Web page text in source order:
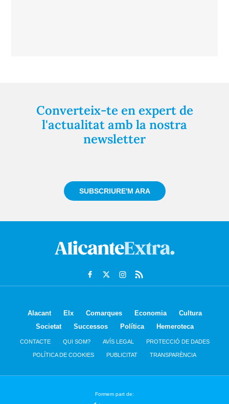
Converteix-te en expert de
l'actualitat amb la nostra
newsletter
SUBSCRIURE'M ARA
Alacant Elx Comarques Economia
Cultura
Societat
Successos Política Hemeroteca
CONTACTE QUI SOM? AVÍS LEGAL PROTECCIÓ DE DADES
POLÍTICA DE COOKIES PUBLICITAT TRANSPARÈNCIA
Formem part de: